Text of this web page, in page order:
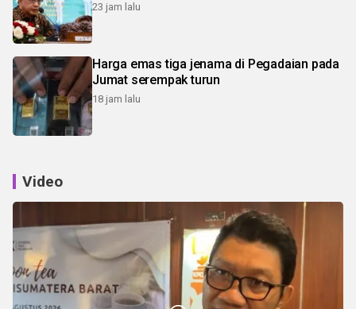
23 jam lalu
Harga emas tiga jenama di Pegadaian pada
Jumat serempak turun
18 jam lalu
Video